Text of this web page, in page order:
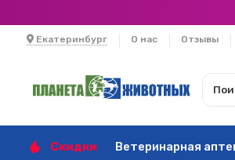
Екатеринбург О нас Отзывы
Скидки Ветеринарная